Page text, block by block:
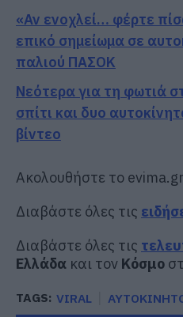
«Αν ενοχλεί… φέρτε
επικό σημείωμα σε
παλιού ΠΑΣΟΚ
Νεότερα για τη φωτιά
σπίτι και δυο
βίντεο
Ακολουθήστε το
Διαβάστε όλες τις
Διαβάστε όλες τις
Ελλάδα και τον Κόσμο
TAGS: VIRAL